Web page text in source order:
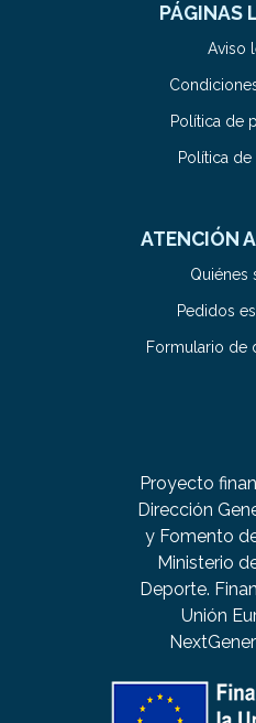
PÁGINAS
Aviso
Política de
Política
ATENCIÓN
Quiénes
Pedidos
Formulario de
Proyecto
Dirección
y Fomento
Ministerio
Deporte.
Unión